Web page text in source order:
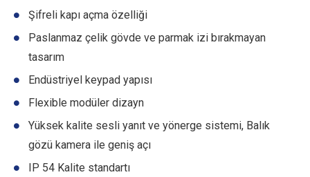
Şifreli kapı açma özelliği
Paslanmaz çelik gövde ve parmak izi bırakmayan
tasarım
Endüstriyel keypad yapısı
Flexible modüler dizayn
Yüksek kalite sesli yanıt ve yönerge sistemi, Balık
gözü kamera ile geniş açı
IP 54 Kalite standartı